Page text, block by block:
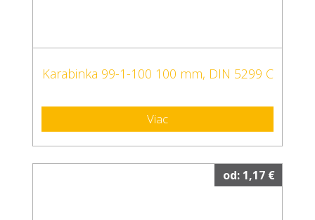
Karabinka 99-1-100 100 mm, DIN 5299 C
Viac
od: 1,17 €